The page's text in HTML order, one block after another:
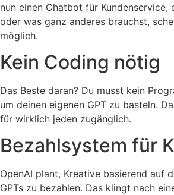
nun einen Chatbot für Kundenservice,
oder was ganz anderes brauchst,
möglich.
Kein Coding nötig
Das Beste daran? Du musst kein
um deinen eigenen GPT zu basteln.
für wirklich jeden zugänglich.
Bezahlsystem für
OpenAI plant, Kreative basierend auf
GPTs zu bezahlen. Das klingt nach